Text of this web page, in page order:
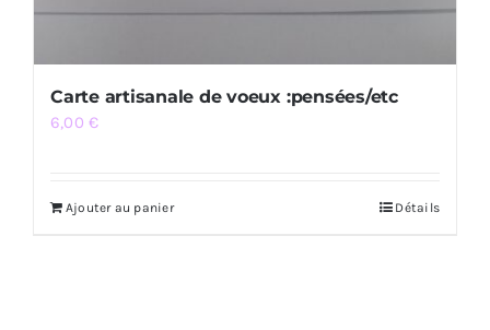
Carte artisanale de voeux :pensées/etc
6,00€
Ajouter au panier Détails